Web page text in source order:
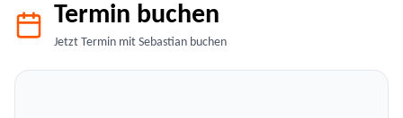
Termin buchen
Jetzt Termin mit Sebastian buchen